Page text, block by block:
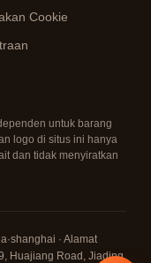
Cookie
untuk barang
logo di situs ini hanya
dan tidak menyiratkan
· Alamat
Huajiang Road, Jiading